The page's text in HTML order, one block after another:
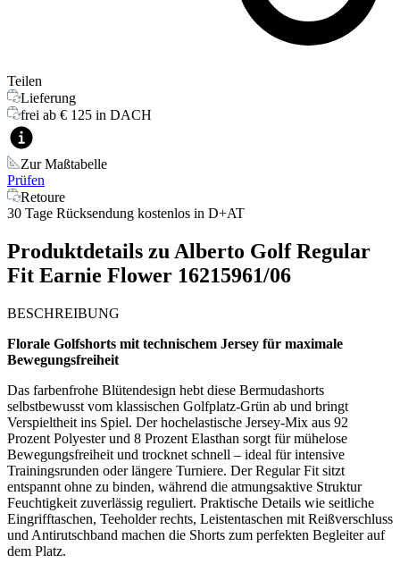
Teilen
Lieferung
frei ab € 125 in DACH
Zur Maßtabelle
Prüfen
Retoure
30 Tage Rücksendung kostenlos in D+AT
Produktdetails zu Alberto Golf Regular
Fit Earnie Flower 16215961/06
BESCHREIBUNG
Florale Golfshorts mit technischem Jersey für maximale
Bewegungsfreiheit
Das farbenfrohe Blütendesign hebt diese Bermudashorts
selbstbewusst vom klassischen Golfplatz-Grün ab und bringt
Verspieltheit ins Spiel. Der hochelastische Jersey-Mix aus 92
Prozent Polyester und 8 Prozent Elasthan sorgt für mühelose
Bewegungsfreiheit und trocknet schnell – ideal für intensive
Trainingsrunden oder längere Turniere. Der Regular Fit sitzt
entspannt ohne zu binden, während die atmungsaktive Struktur
Feuchtigkeit zuverlässig reguliert. Praktische Details wie seitliche
Eingrifftaschen, Teeholder rechts, Leistentaschen mit Reißverschluss
und Antirutschband machen die Shorts zum perfekten Begleiter auf
dem Platz.